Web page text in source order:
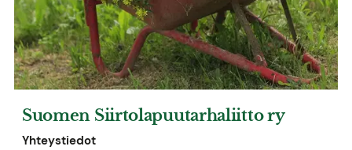
Suomen Siirtolapuutarhaliitto ry
Yhteystiedot